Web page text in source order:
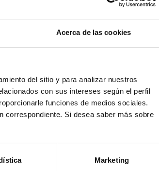
Acerca de las cookies
del sitio y para analizar nuestros
con sus intereses según el perfil
funciones de medios sociales.
correspondiente. Si desea saber más sobre
Marketing